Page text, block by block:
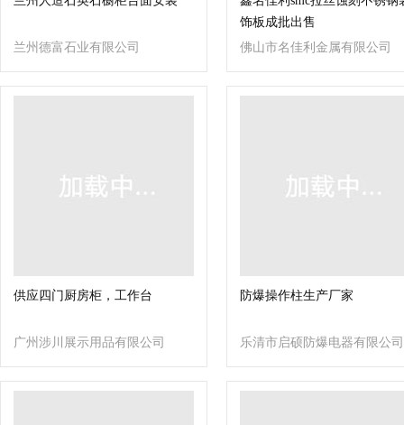
兰州德富石业有限公司
饰板成批出售
佛山市名佳利金属有限公司
供应四门厨房柜，工作台
广州涉川展示用品有限公司
防爆操作柱生产厂家
乐清市启硕防爆电器有限公司